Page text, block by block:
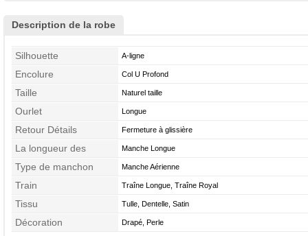
Description de la robe
Silhouette A-ligne
Encolure Col U Profond
Taille Naturel taille
Ourlet Longue
Retour Détails Fermeture à glissière
La longueur des
manches
Manche Longue
Type de manchon Manche Aérienne
Train Traîne Longue, Traîne Royal
Tissu Tulle, Dentelle, Satin
Décoration Drapé, Perle